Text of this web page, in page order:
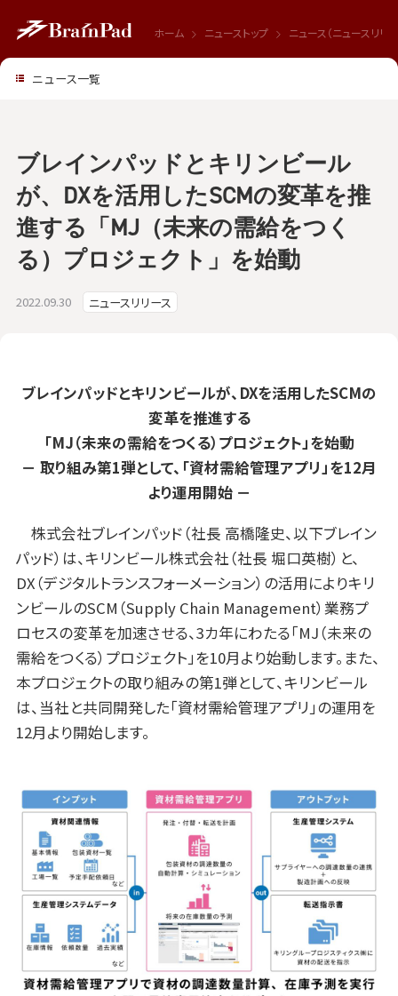
ホーム ニューストップ ニュース（ニュースリリー
2022.09.30 ニュースリリース
ブレインパッドとキリンビール
が、DXを活用したSCMの変革を推
進する「MJ（未来の需給をつく
る）プロジェクト」を始動
ブレインパッドとキリンビールが、DXを活用したSCMの
変革を推進する
「MJ（未来の需給をつくる）プロジェクト」を始動
－ 取り組み第1弾として、「資材需給管理アプリ」を12月
より運用開始 －
株式会社ブレインパッド（社長 高橋隆史、以下ブレイン
パッド）は、キリンビール株式会社（社長 堀口英樹）と、
DX（デジタルトランスフォーメーション）の活用によりキリ
ンビールのSCM（Supply Chain Management）業務プ
ロセスの変革を加速させる、3カ年にわたる「MJ（未来の
需給をつくる）プロジェクト」を10月より始動します。また、
本プロジェクトの取り組みの第1弾として、キリンビール
は、当社と共同開発した「資材需給管理アプリ」の運用を
12月より開始します。
ニュース一覧